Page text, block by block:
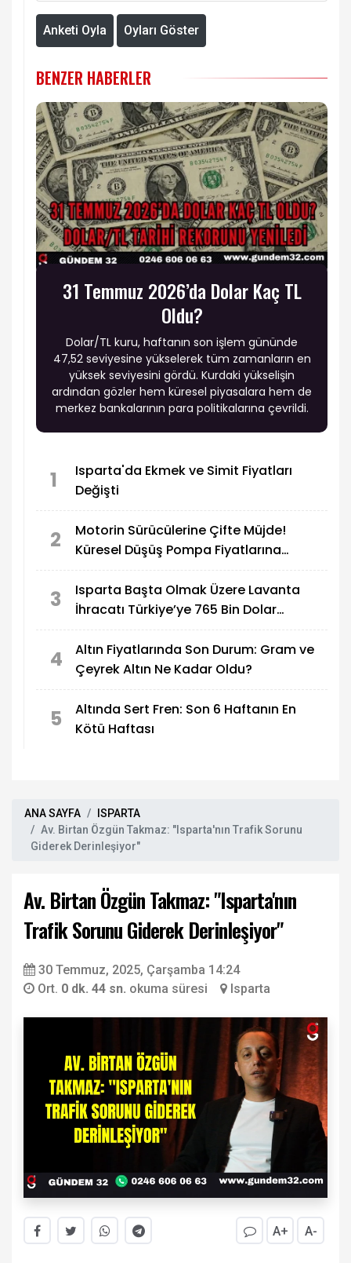
Anketi Oyla Oyları Göster
BENZER HABERLER
31 Temmuz 2026’da Dolar Kaç TL
Oldu?
Dolar/TL kuru, haftanın son işlem gününde
47,52 seviyesine yükselerek tüm zamanların en
yüksek seviyesini gördü. Kurdaki yükselişin
ardından gözler hem küresel piyasalara hem de
merkez bankalarının para politikalarına çevrildi.
1
Isparta'da Ekmek ve Simit Fiyatları
Değişti
2
Motorin Sürücülerine Çifte Müjde!
Küresel Düşüş Pompa Fiyatlarına
3
Isparta Başta Olmak Üzere Lavanta
İhracatı Türkiye’ye 765 Bin Dolar
4
Altın Fiyatlarında Son Durum: Gram ve
Çeyrek Altın Ne Kadar Oldu?
5
Altında Sert Fren: Son 6 Haftanın En
Kötü Haftası
ANA SAYFA
ISPARTA
Av. Birtan Özgün Takmaz: "Isparta'nın Trafik Sorunu
Giderek Derinleşiyor"
Av. Birtan Özgün Takmaz: "Isparta'nın
Trafik Sorunu Giderek Derinleşiyor"
30 Temmuz, 2025, Çarşamba 14:24
Ort. 0 dk. 44 sn. okuma süresi Isparta
A+ A-